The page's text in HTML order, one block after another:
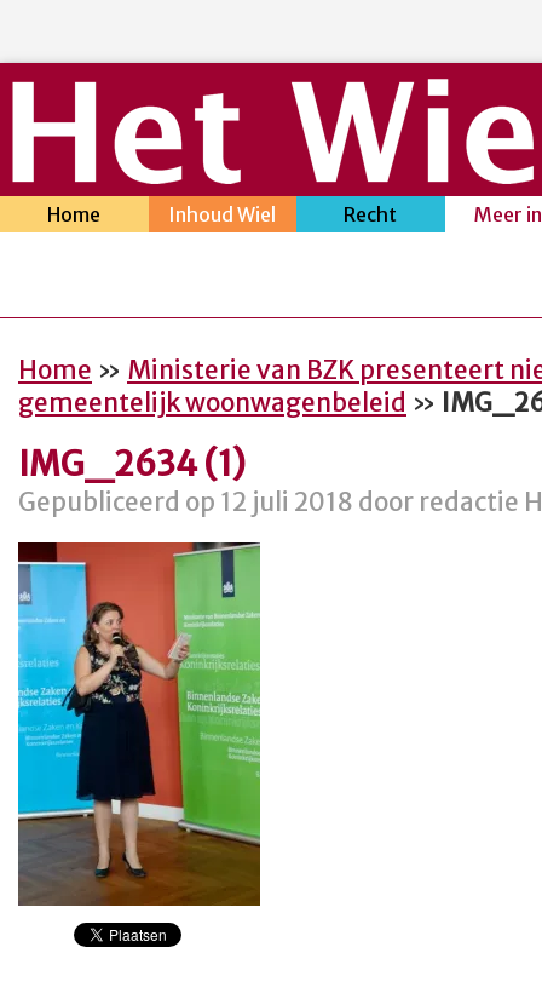
Home Inhoud Wiel Recht Meer
Home » Ministerie van BZK presenteert
gemeentelijk woonwagenbeleid »
IMG_2634 (1)
Gepubliceerd op 12 juli 2018 door redactie